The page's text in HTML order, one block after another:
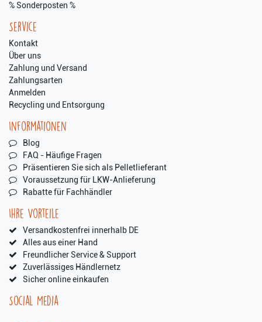
% Sonderposten %
Service
Kontakt
Über uns
Zahlung und Versand
Zahlungsarten
Anmelden
Recycling und Entsorgung
Informationen
Blog
FAQ - Häufige Fragen
Präsentieren Sie sich als Pelletlieferant
Voraussetzung für LKW-Anlieferung
Rabatte für Fachhändler
Ihre Vorteile
Versandkostenfrei innerhalb DE
Alles aus einer Hand
Freundlicher Service & Support
Zuverlässiges Händlernetz
Sicher online einkaufen
Social Media